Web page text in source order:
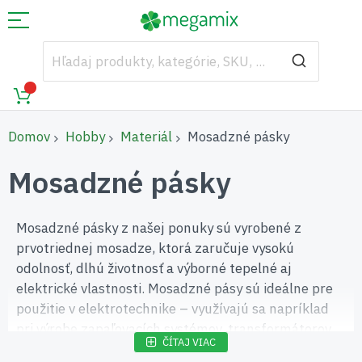
Domov Hobby Materiál Mosadzné pásky
Mosadzné pásky
Mosadzné pásky z našej ponuky sú vyrobené z
prvotriednej mosadze, ktorá zaručuje vysokú
odolnosť, dlhú životnosť a výborné tepelné aj
elektrické vlastnosti. Mosadzné pásy sú ideálne pre
použitie v elektrotechnike – využívajú sa napríklad
pri výrobe zapaľovacích systémov, transformátorov
alebo elektrických obvodov. Mosadz ako zliatina medi
ČÍTAJ VIAC